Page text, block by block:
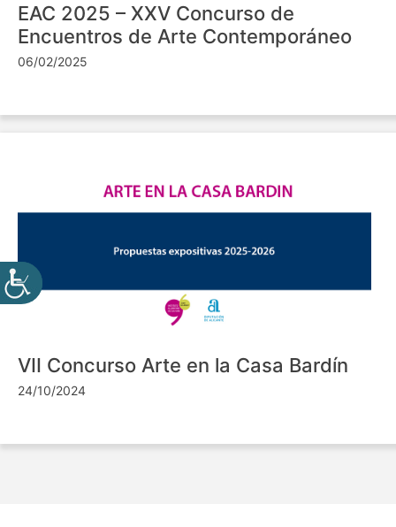
EAC 2025 – XXV Concurso de
Encuentros de Arte Contemporáneo
06/02/2025
VII Concurso Arte en la Casa Bardín
24/10/2024